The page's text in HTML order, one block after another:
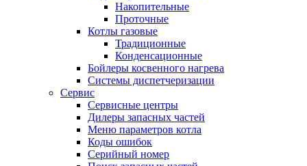
Накопительные
Проточные
Котлы газовые
Традиционные
Конденсационные
Бойлеры косвенного нагрева
Системы диспетчеризации
Сервис
Сервисные центры
Дилеры запасных частей
Меню параметров котла
Коды ошибок
Серийный номер